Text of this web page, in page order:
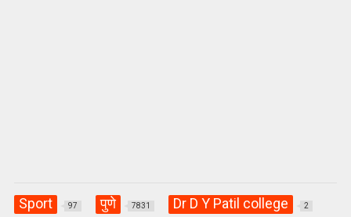
Sport 97 पुणे 7831 Dr D Y Patil college 2